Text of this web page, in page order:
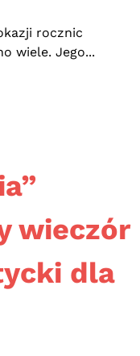
rocznic
wiele. Jego...
wieczór
dla